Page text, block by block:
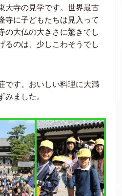
大寺の見学です。世界最古
寺に子どもたちは見入って
の大仏の大きさに驚きでし
るのは、少しこわそうでし
です。おいしい料理に大満
みました。